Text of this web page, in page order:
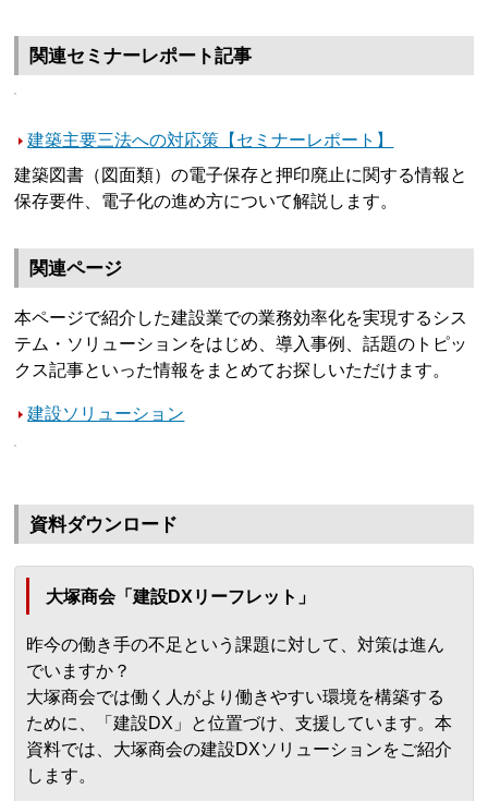
関連セミナーレポート記事
建築主要三法への対応策【セミナーレポート】
建築図書（図面類）の電子保存と押印廃止に関する情報と
保存要件、電子化の進め方について解説します。
関連ページ
本ページで紹介した建設業での業務効率化を実現するシス
テム・ソリューションをはじめ、導入事例、話題のトピッ
クス記事といった情報をまとめてお探しいただけます。
建設ソリューション
資料ダウンロード
大塚商会「建設DXリーフレット」
昨今の働き手の不足という課題に対して、対策は進ん
でいますか？
大塚商会では働く人がより働きやすい環境を構築する
ために、「建設DX」と位置づけ、支援しています。本
資料では、大塚商会の建設DXソリューションをご紹介
します。